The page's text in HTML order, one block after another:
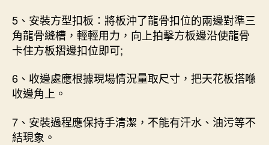
5、安裝方型扣板：將板沖了龍骨扣位的兩邊對準三
角龍骨縫槽，輕輕用力，向上拍擊方板邊沿使龍骨
卡住方板摺邊扣位即可;
6、收邊處應根據現場情況量取尺寸，把天花板搭喺
收邊角上。
7、安裝過程應保持手清潔，不能有汗水、油污等不
結現象。